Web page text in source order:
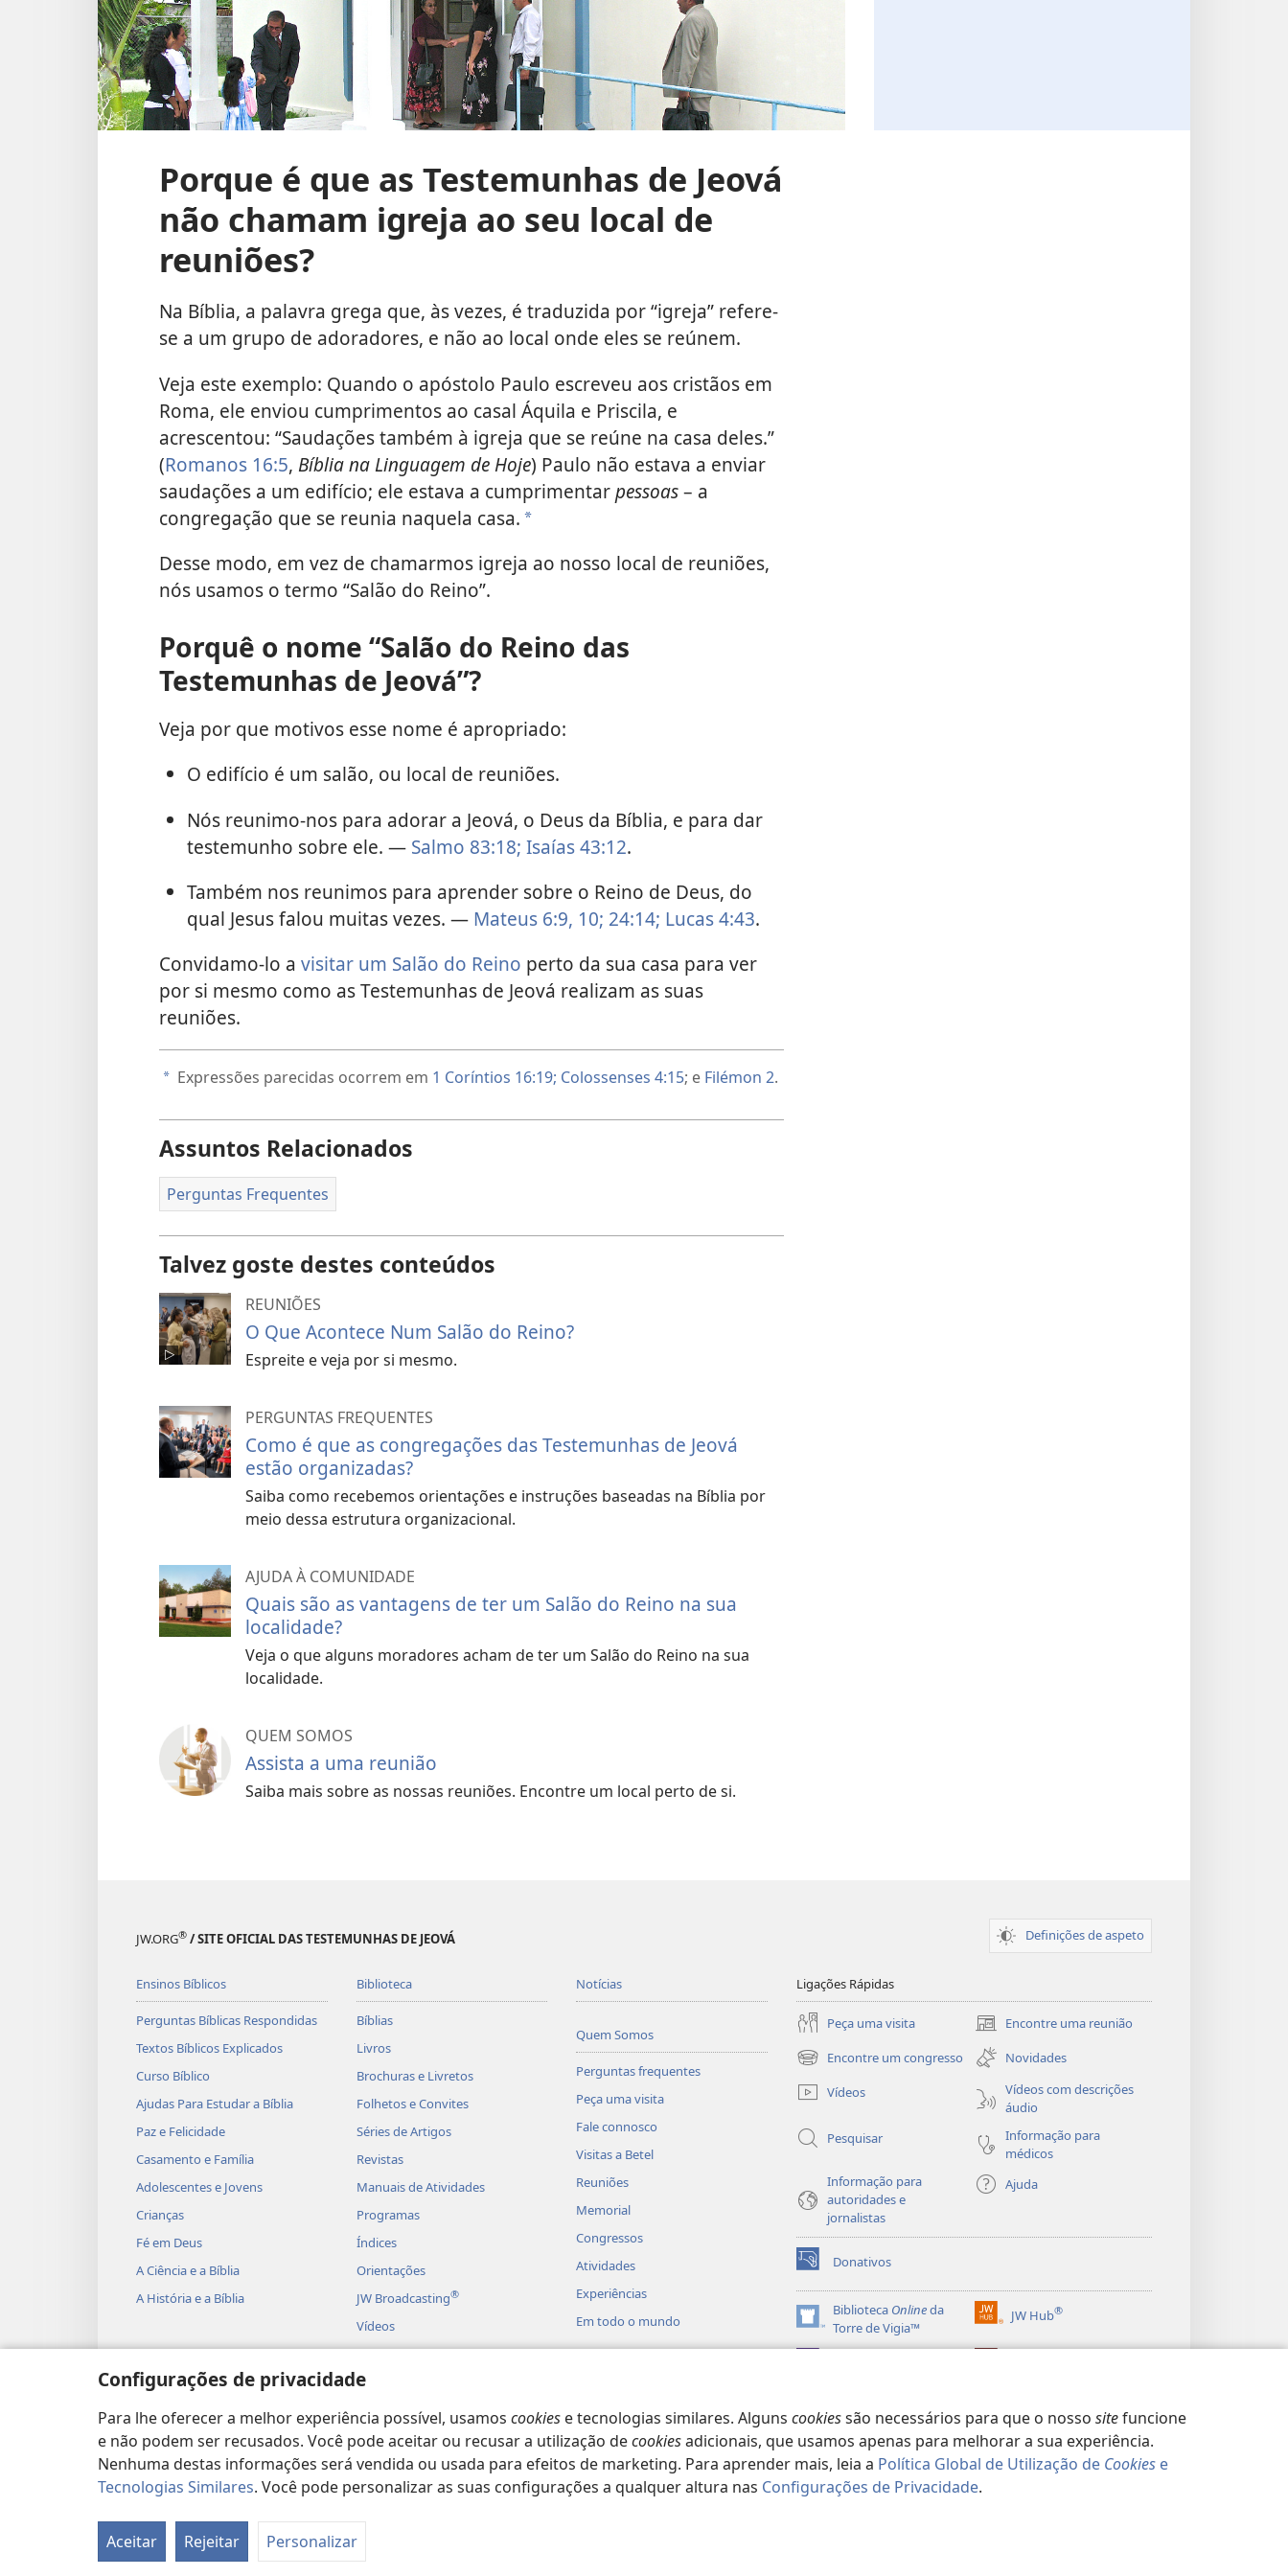
Configurações de privacidade
Para lhe oferecer a melhor experiência possível, usamos cookies e tecnologias similares. Alguns cookiessão necessários para que o nosso sitefuncione
e não podem ser recusados. Você pode aceitar ou recusar a utilização decookiesadicionais, que usamos apenas para melhorar a sua experiência.
Nenhuma destas informações será vendida ou usada para efeitos de marketing. Para aprender mais, leia a Política Global de Utilização de Cookies e
Tecnologias Similares. Você pode personalizar as suas configurações a qualquer altura nas Configurações de Privacidade.
Aceitar Rejeitar Personalizar
Porque é que as Testemunhas de Jeová
não chamam igreja ao seu local de
reuniões?
Na Bíblia, a palavra grega que, às vezes, é traduzida por “igreja” refere-
se a um grupo de adoradores, e não ao local onde eles se reúnem.
Veja este exemplo: Quando o apóstolo Paulo escreveu aos cristãos em
Roma, ele enviou cumprimentos ao casal Áquila e Priscila, e
acrescentou: “Saudações também à igreja que se reúne na casa deles.”
(Romanos 16:5, Bíblia na Linguagem de Hoje) Paulo não estava a enviar
saudações a um edifício; ele estava a cumprimentarpessoas– a
congregação que se reunia naquela casa. a
Desse modo, em vez de chamarmos igreja ao nosso local de reuniões,
nós usamos o termo “Salão do Reino”.
Porquê o nome “Salão do Reino das
Testemunhas de Jeová”?
Veja por que motivos esse nome é apropriado:
O edifício é um salão, ou local de reuniões.
Nós reunimo-nos para adorar a Jeová, o Deus da Bíblia, e para dar
testemunho sobre ele. — Salmo 83:18; Isaías 43:12.
Também nos reunimos para aprender sobre o Reino de Deus, do
qual Jesus falou muitas vezes. — Mateus 6:9, 10; 24:14; Lucas 4:43.
Convidamo-lo a visitar um Salão do Reino perto da sua casa para ver
por si mesmo como as Testemunhas de Jeová realizam as suas
reuniões.
a Expressões parecidas ocorrem em 1 Coríntios 16:19; Colossenses 4:15; e Filémon 2.
Assuntos Relacionados
Perguntas Frequentes
Talvez goste destes conteúdos
REUNIÕES
O Que Acontece Num Salão do Reino?
Espreite e veja por si mesmo.
PERGUNTAS FREQUENTES
Como é que as congregações das Testemunhas de Jeová
estão organizadas?
Saiba como recebemos orientações e instruções baseadas na Bíblia por
meio dessa estrutura organizacional.
AJUDA À COMUNIDADE
Quais são as vantagens de ter um Salão do Reino na sua
localidade?
Veja o que alguns moradores acham de ter um Salão do Reino na sua
localidade.
QUEM SOMOS
Assista a uma reunião
Saiba mais sobre as nossas reuniões. Encontre um local perto de si.
JW.ORG® / SITE OFICIAL DAS TESTEMUNHAS DE JEOVÁ Definições de aspeto
Ensinos Bíblicos
Perguntas Bíblicas Respondidas
Textos Bíblicos Explicados
Curso Bíblico
Ajudas Para Estudar a Bíblia
Paz e Felicidade
Casamento e Família
Adolescentes e Jovens
Crianças
Fé em Deus
A Ciência e a Bíblia
A História e a Bíblia
Biblioteca
Bíblias
Livros
Brochuras e Livretos
Folhetos e Convites
Séries de Artigos
Revistas
Manuais de Atividades
Programas
Índices
Orientações
JW Broadcasting®
Vídeos
Música
Dramatizações em Áudio
Leituras Dramatizadas da Bíblia
Notícias
Quem Somos
Perguntas frequentes
Peça uma visita
Fale connosco
Visitas a Betel
Reuniões
Memorial
Congressos
Atividades
Experiências
Em todo o mundo
Ligações Rápidas
Peça uma visita Encontre uma reunião
(abre
uma
nova
janela)
Encontre um congresso
(abre
uma
nova
Novidades
Vídeos
Vídeos com descrições
áudio
Pesquisar
Informação para
médicos
Informação para
autoridades e
jornalistas
Ajuda
Donativos
(abre
uma
nova
janela)
Biblioteca Onlineda
Torre de Vigia™
(abre
uma
JW Hub®
(abre
Copyright© 2026 Watch Tower Bible and Tract Society of Pennsylvania. TERMOS DE UTILIZAÇÃO|POLÍTICA DE PRIVACIDADE | CONFIGURAÇÕES DE PRIVACIDADE